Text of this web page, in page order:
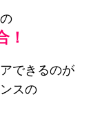
！
できるのが
スの